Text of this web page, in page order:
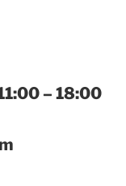
– 18:00